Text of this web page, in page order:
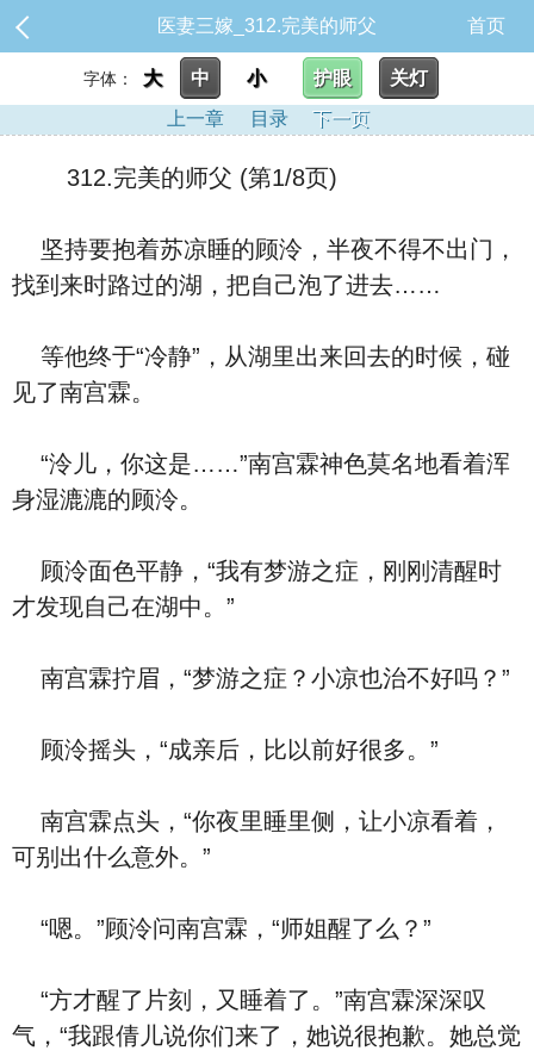
医妻三嫁_312.完美的师父 首页
字体： 大 中 小 护眼
关灯
上一章
目录 下一页
312.完美的师父 (第1/8页)
坚持要抱着苏凉睡的顾泠，半夜不得不出门，
找到来时路过的湖，把自己泡了进去……
等他终于“冷静”，从湖里出来回去的时候，碰
见了南宫霖。
“泠儿，你这是……”南宫霖神色莫名地看着浑
身湿漉漉的顾泠。
顾泠面色平静，“我有梦游之症，刚刚清醒时
才发现自己在湖中。”
南宫霖拧眉，“梦游之症？小凉也治不好吗？”
顾泠摇头，“成亲后，比以前好很多。”
南宫霖点头，“你夜里睡里侧，让小凉看着，
可别出什么意外。”
“嗯。”顾泠问南宫霖，“师姐醒了么？”
“方才醒了片刻，又睡着了。”南宫霖深深叹
气，“我跟倩儿说你们来了，她说很抱歉。她总觉